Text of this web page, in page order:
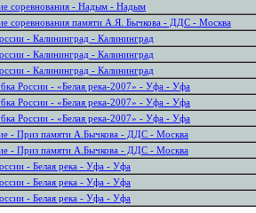
соревнования - Надым - Надым
соревнования памяти А.Я. Бычкова - ДДС - Москва
- Калининград - Калининград
- Калининград - Калининград
- Калининград - Калининград
России - «Белая река-2007» - Уфа - Уфа
России - «Белая река-2007» - Уфа - Уфа
России - «Белая река-2007» - Уфа - Уфа
- Приз памяти А.Бычкова - ДДС - Москва
- Приз памяти А.Бычкова - ДДС - Москва
- Белая река - Уфа - Уфа
- Белая река - Уфа - Уфа
- Белая река - Уфа - Уфа